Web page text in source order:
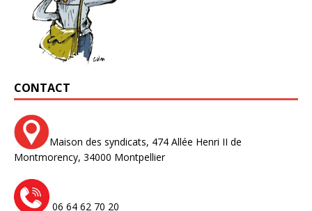
CONTACT
Maison des syndicats, 474 Allée Henri II de
Montmorency, 34000 Montpellier
06 64 62 70 20